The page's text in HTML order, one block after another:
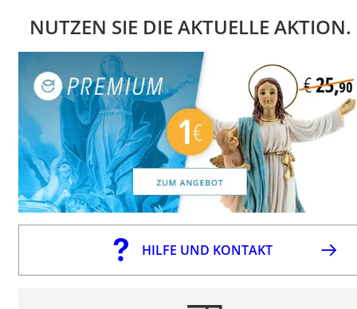
NUTZEN SIE DIE AKTUELLE AKTION.
HILFE UND KONTAKT